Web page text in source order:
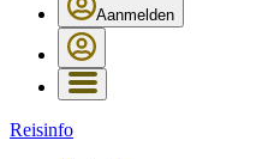
Aanmelden
Reisinfo